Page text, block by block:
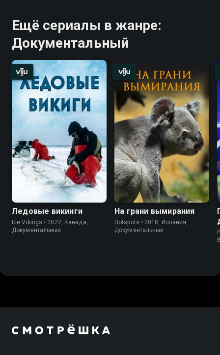
Ещё сериалы в жанре:
Документальный
Ледовые викинги
Ice Vikings • 2022, Канада,
Документальный
На грани вымирания
Hotspots • 2018, Испания,
Документальный